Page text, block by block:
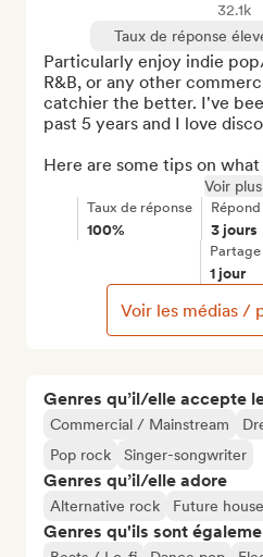
Genres qu’il/elle accepte
Commercial / Mainstream
Pop rock
Singer-songwriter
Genres qu’il/elle adore
Alternative rock Future house
Genres qu'ils sont
32.1k
Taux de réponse
Particularly enjoy indie
R&B, or any other
catchier the better. I've
past 5 years and I love
Here are some tips on
Voir plus
Taux de réponse
100%
Répond
3 jours
Partage
1 jour
Voir les médias /